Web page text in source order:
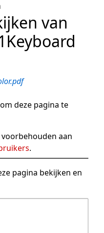
van
deze pagina te
aan
.
pagina bekijken en